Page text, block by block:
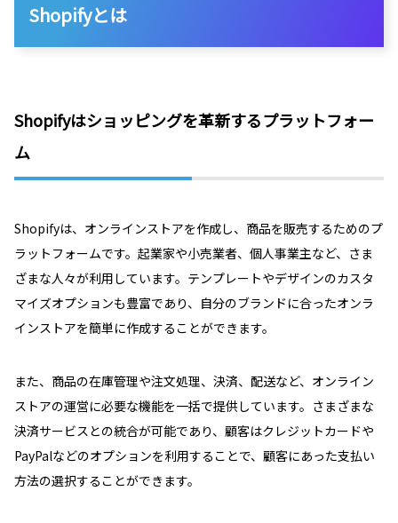
Shopifyとは
Shopifyはショッピングを革新するプラットフォー
ム
Shopifyは、オンラインストアを作成し、商品を販売するためのプ
ラットフォームです。起業家や小売業者、個人事業主など、さま
ざまな人々が利用しています。テンプレートやデザインのカスタ
マイズオプションも豊富であり、自分のブランドに合ったオンラ
インストアを簡単に作成することができます。
また、商品の在庫管理や注文処理、決済、配送など、オンライン
ストアの運営に必要な機能を一括で提供しています。さまざまな
決済サービスとの統合が可能であり、顧客はクレジットカードや
PayPalなどのオプションを利用することで、顧客にあった支払い
方法の選択することができます。